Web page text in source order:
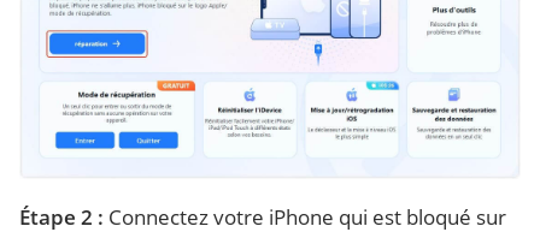
Étape 2 : Connectez votre iPhone qui est bloqué sur